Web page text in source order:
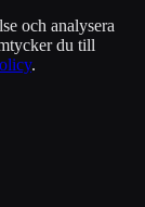
och analysera
du till
.